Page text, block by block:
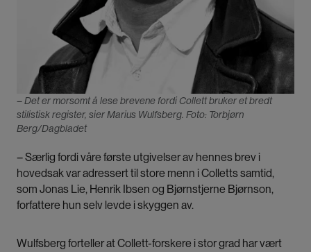
– Det er morsomt å lese brevene fordi Collett bruker et bredt
stilistisk register, sier Marius Wulfsberg. Foto: Torbjørn
Berg/Dagbladet
– Særlig fordi våre første utgivelser av hennes brev i
hovedsak var adressert til store menn i Colletts samtid,
som Jonas Lie, Henrik Ibsen og Bjørnstjerne Bjørnson,
forfattere hun selv levde i skyggen av.
Wulfsberg forteller at Collett-forskere i stor grad har vært